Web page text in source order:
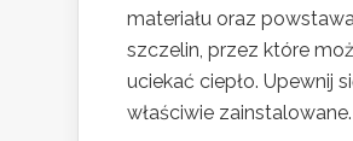
materiału oraz
szczelin, przez które
uciekać ciepło. Upewnij
właściwie zainstalowane.